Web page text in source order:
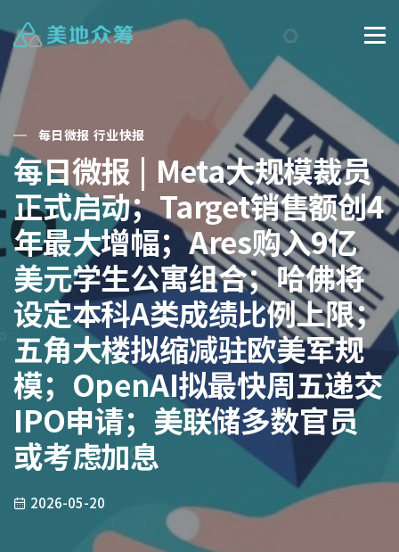
每日微报 行业快报
每日微报 | Meta大规模裁员
正式启动；Target销售额创4
年最大增幅；Ares购入9亿
美元学生公寓组合；哈佛将
设定本科A类成绩比例上限；
五角大楼拟缩减驻欧美军规
模；OpenAI拟最快周五递交
IPO申请；美联储多数官员
或考虑加息
2026-05-20